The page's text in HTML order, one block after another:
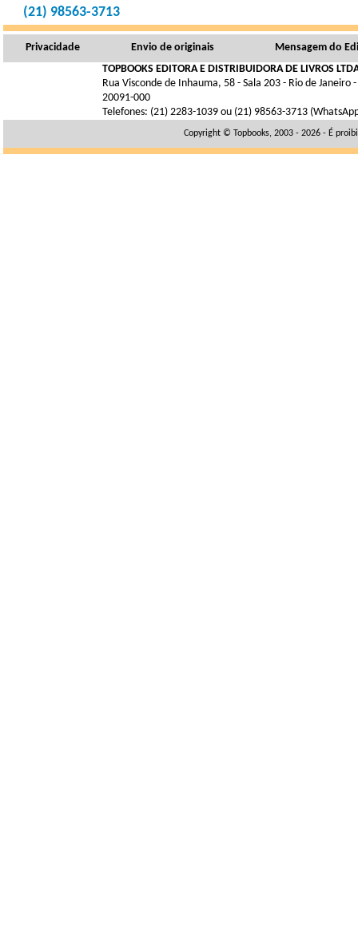
(21) 98563-3713
Privacidade Envio de originais
Mensagem do
TOPBOOKS EDITORA E DISTRIBUIDORA DE LIVROS
Rua Visconde de Inhauma, 58 - Sala 203 - Rio de Janeiro -
20091-000
Telefones: (21) 2283-1039 ou (21) 98563-3713
Copyright © Topbooks, 2003 - 2026 - É